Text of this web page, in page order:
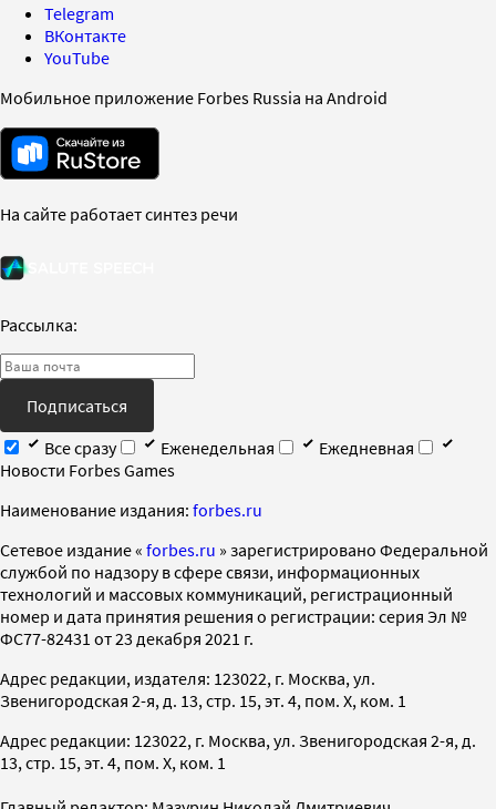
Telegram
ВКонтакте
YouTube
Мобильное приложение Forbes Russia на Android
На сайте работает синтез речи
Рассылка:
Подписаться
Все сразу
Еженедельная
Ежедневная
Новости Forbes Games
Наименование издания: forbes.ru
Cетевое издание « forbes.ru » зарегистрировано Федеральной
службой по надзору в сфере связи, информационных
технологий и массовых коммуникаций, регистрационный
номер и дата принятия решения о регистрации: серия Эл №
ФС77-82431 от 23 декабря 2021 г.
Адрес редакции, издателя: 123022, г. Москва, ул.
Звенигородская 2-я, д. 13, стр. 15, эт. 4, пом. X, ком. 1
Адрес редакции: 123022, г. Москва, ул. Звенигородская 2-я, д.
13, стр. 15, эт. 4, пом. X, ком. 1